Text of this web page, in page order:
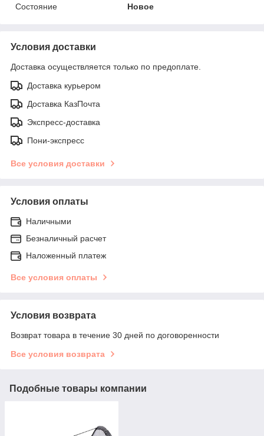
Состояние
Новое
Условия доставки
Доставка осуществляется только по предоплате.
Доставка курьером
Доставка КазПочта
Экспресс-доставка
Пони-экспресс
Все условия доставки
Условия оплаты
Наличными
Безналичный расчет
Наложенный платеж
Все условия оплаты
Условия возврата
Возврат товара в течение 30 дней по договоренности
Все условия возврата
Подобные товары компании